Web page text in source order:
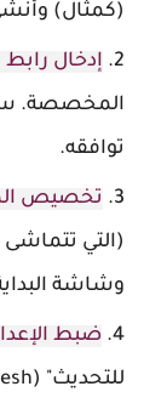
(كمثال)
إدخال رابط
المخصصة.
توافقه.
تخصيص
(التي
وشاشة
ضبط